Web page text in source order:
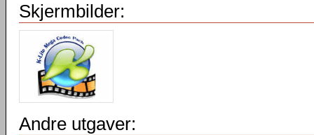
Skjermbilder:
Andre utgaver: